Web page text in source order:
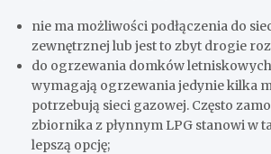
nie ma możliwości podłączenia do
zewnętrznej lub jest to zbyt drogie
do ogrzewania domków
wymagają ogrzewania jedynie kilka
potrzebują sieci gazowej. Często
zbiornika z płynnym LPG stanowi w
lepszą opcję;